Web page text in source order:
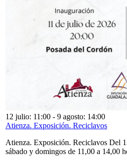
12 julio: 11:00 - 9 agosto: 14:00
Atienza. Exposición. Reciclavos
Atienza. Exposición. Reciclavos Del
sábado y domingos de 11,00 a 14,00